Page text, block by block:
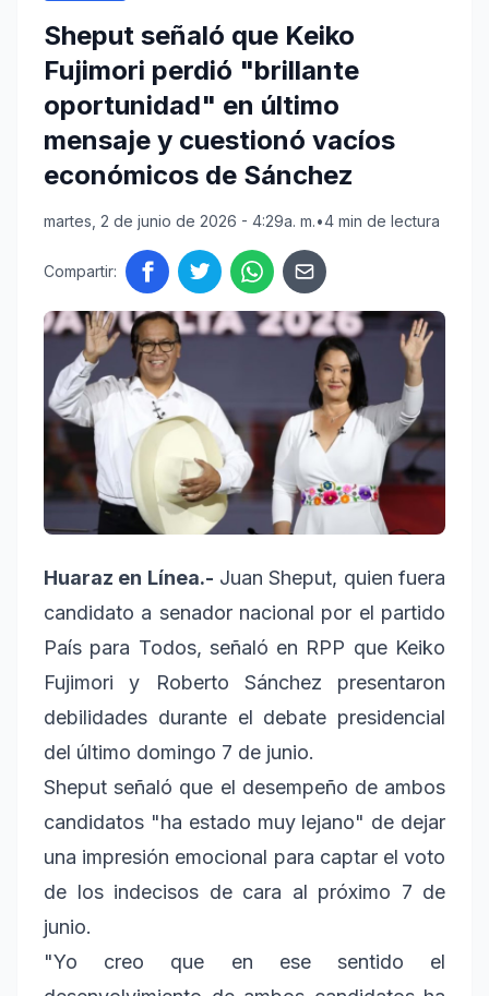
Sheput señaló que Keiko
Fujimori perdió "brillante
oportunidad" en último
mensaje y cuestionó vacíos
económicos de Sánchez
martes, 2 de junio de 2026 - 4:29a. m.•4 min de lectura
Compartir:
Huaraz en Línea.- Juan Sheput, quien fuera
candidato a senador nacional por el partido
País para Todos, señaló en RPP que Keiko
Fujimori y Roberto Sánchez presentaron
debilidades durante el debate presidencial
del último domingo 7 de junio.
Sheput señaló que el desempeño de ambos
candidatos "ha estado muy lejano" de dejar
una impresión emocional para captar el voto
de los indecisos de cara al próximo 7 de
junio.
"Yo creo que en ese sentido el